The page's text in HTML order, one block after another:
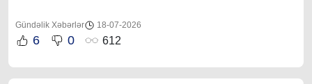
Gündəlik Xəbərlər 18-07-2026
6 0 612